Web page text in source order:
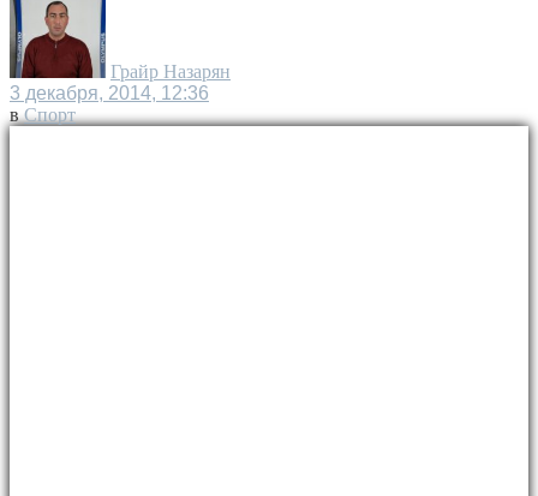
Грайр Назарян
3 декабря, 2014, 12:36
в Спорт